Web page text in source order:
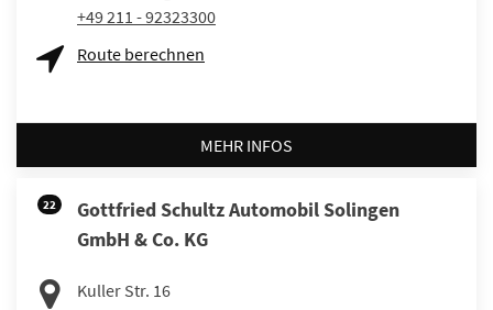
+49 211 - 92323300
Route berechnen
MEHR INFOS
22
Gottfried Schultz Automobil Solingen
GmbH & Co. KG
Kuller Str. 16